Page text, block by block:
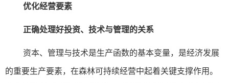
优化经营要素
正确处理好投资、技术与管理的关系
资本、管理与技术是生产函数的基本变量，是经济发展
的重要生产要素，在森林可持续经营中起着关键支撑作用。